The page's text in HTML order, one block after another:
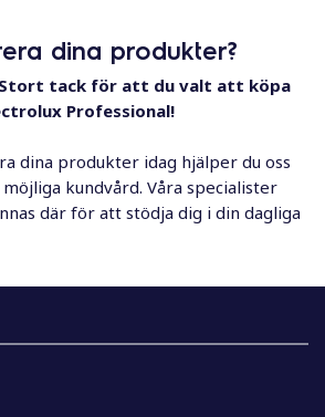
dina produkter?
tack för att du valt att köpa
Professional!
dina produkter idag hjälper du oss
kundvård. Våra specialister
där för att stödja dig i din dagliga